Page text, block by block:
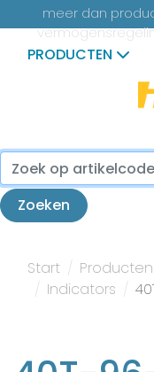
meer dan
PRODUCTEN
...
Zoeken
Start Producten
Indicators